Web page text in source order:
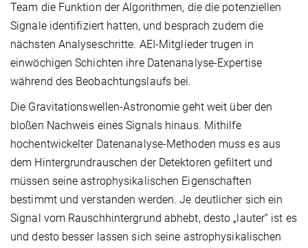
Team die Funktion der Algorithmen, die die potenziellen
Signale identifiziert hatten, und besprach zudem die
nächsten Analyseschritte. AEI-Mitglieder trugen in
einwöchigen Schichten ihre Datenanalyse-Expertise
während des Beobachtungslaufs bei.
Die Gravitationswellen-Astronomie geht weit über den
bloßen Nachweis eines Signals hinaus. Mithilfe
hochentwickelter Datenanalyse-Methoden muss es aus
dem Hintergrundrauschen der Detektoren gefiltert und
müssen seine astrophysikalischen Eigenschaften
bestimmt und verstanden werden. Je deutlicher sich ein
Signal vom Rauschhintergrund abhebt, desto „lauter“ ist es
und desto besser lassen sich seine astrophysikalischen